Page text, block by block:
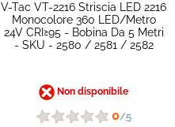
favorite_border
V-Tac VT-2216 Striscia LED 2216
Monocolore 360 LED/metro
24V CRI≥95 - Bobina Da 5 Metri
- SKU - 2580 / 2581 / 2582
Non disponibile
0/5